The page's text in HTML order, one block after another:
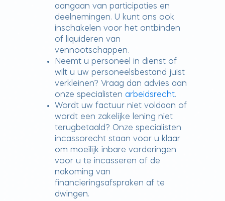
aangaan van participaties en
deelnemingen. U kunt ons ook
inschakelen voor het ontbinden
of liquideren van
vennootschappen.
Neemt u personeel in dienst of
wilt u uw personeelsbestand juist
verkleinen? Vraag dan advies aan
onze specialisten arbeidsrecht.
Wordt uw factuur niet voldaan of
wordt een zakelijke lening niet
terugbetaald? Onze specialisten
incassorecht staan voor u klaar
om moeilijk inbare vorderingen
voor u te incasseren of de
nakoming van
financieringsafspraken af te
dwingen.